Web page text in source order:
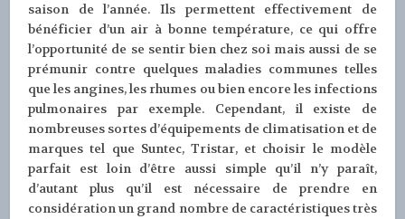
saison de l’année. Ils permettent effectivement de
bénéficier d’un air à bonne température, ce qui offre
l’opportunité de se sentir bien chez soi mais aussi de se
prémunir contre quelques maladies communes telles
que les angines, les rhumes ou bien encore les infections
pulmonaires par exemple. Cependant, il existe de
nombreuses sortes d’équipements de climatisation et de
marques tel que Suntec, Tristar, et choisir le modèle
parfait est loin d’être aussi simple qu’il n’y paraît,
d’autant plus qu’il est nécessaire de prendre en
considération un grand nombre de caractéristiques très